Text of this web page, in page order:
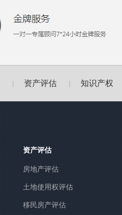
资产评估 知识产权
资产评估
房地产评估
土地使用权评估
移民房产评估